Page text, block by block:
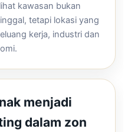
kawasan bukan
tetapi lokasi yang
kerja, industri dan
menjadi
dalam zon